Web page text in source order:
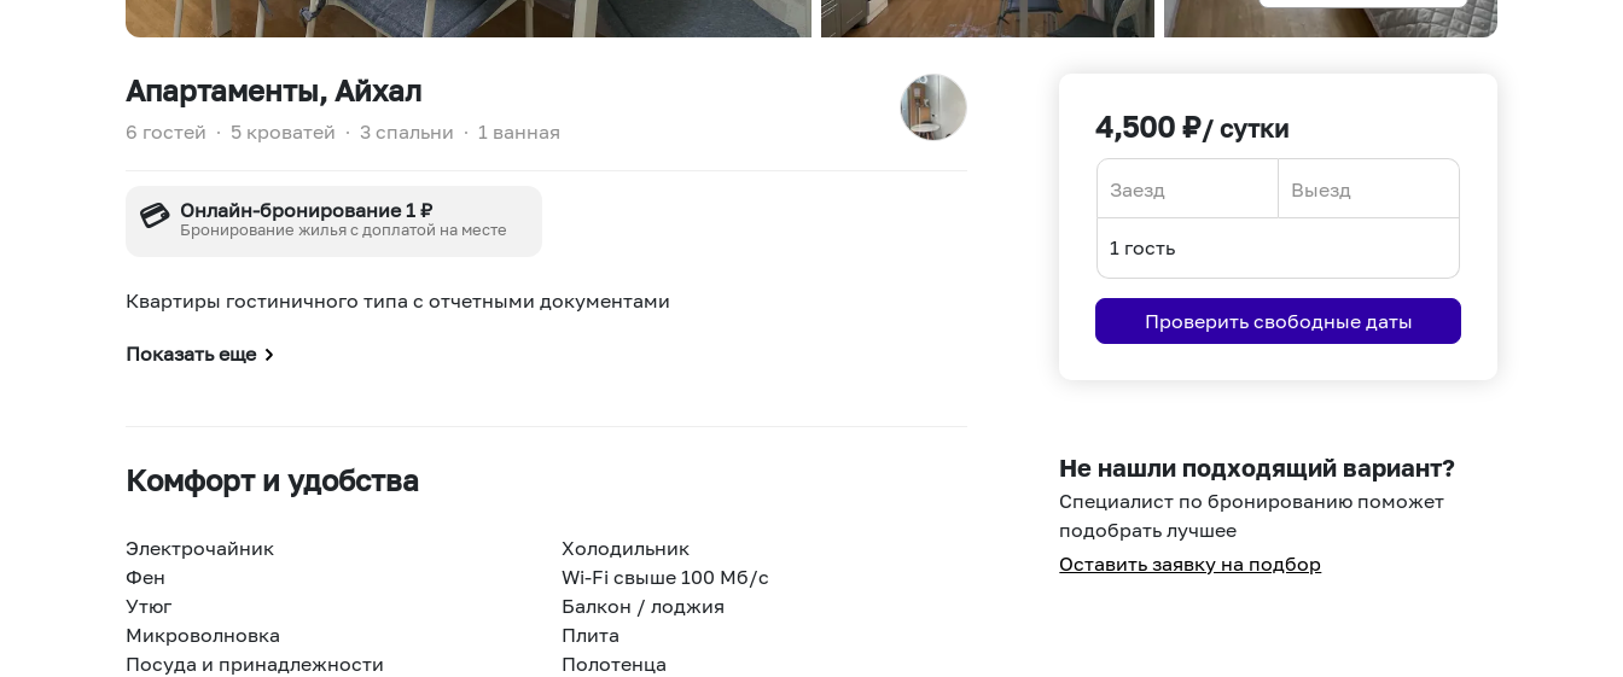
Апартаменты, Айхал
6 гостей ∙ 5 кроватей ∙ 3 спальни ∙ 1 ванная
💳 Онлайн-бронирование 1 ₽
Бронирование жилья с доплатой на месте
Квартиры гостиничного типа с отчетными документами
Показать еще
Комфорт и удобства
Электрочайник
Холодильник
Фен
Wi-Fi свыше 100 Мб/с
Утюг
Балкон / лоджия
Микроволновка
Плита
Посуда и принадлежности
Полотенца
4,500 ₽/ сутки
forward
interact
with
select
a
date.
the
interact
with
select
a
the
Проверить свободные даты
Не нашли подходящий вариант?
Специалист по бронированию поможет
подобрать лучшее
Оставить заявку на подбор